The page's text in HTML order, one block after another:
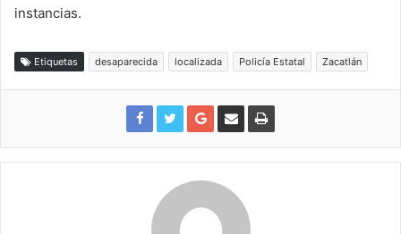
instancias.
Etiquetas desaparecida localizada Policía Estatal Zacatlán